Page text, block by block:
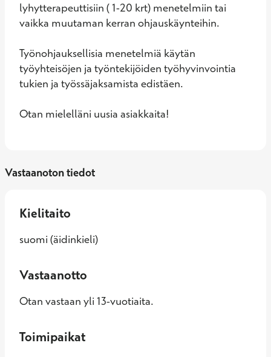
lyhytterapeuttisiin ( 1-20 krt) menetelmiin tai
vaikka muutaman kerran ohjauskäynteihin.
Työnohjauksellisia menetelmiä käytän
työyhteisöjen ja työntekijöiden työhyvinvointia
tukien ja työssäjaksamista edistäen.
Otan mielelläni uusia asiakkaita!
Vastaanoton tiedot
Kielitaito
suomi (äidinkieli)
Vastaanotto
Otan vastaan yli 13-vuotiaita.
Toimipaikat